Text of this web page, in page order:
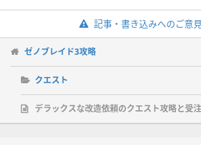
記事・書き込みへのご意
ゼノブレイド3攻略
クエスト
デラックスな改造依頼のクエスト攻略と受